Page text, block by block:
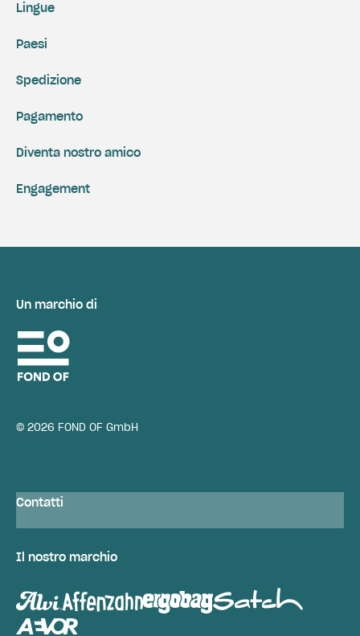
Spedizione
Pagamento
Engagement
Diventa nostro amico
Lingue
Paesi
Un marchio di
© 2026 FOND OF GmbH
Contatti
Il nostro marchio